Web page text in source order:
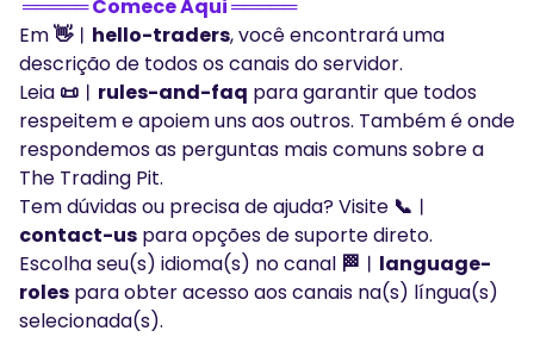
═════ Comece Aqui ═════
Em👋︱hello-traders, você encontrará uma
descrição de todos os canais do servidor.
Leia 📜︱rules-and-faq para garantir que todos
respeitem e apoiem uns aos outros. Também é onde
respondemos as perguntas mais comuns sobre a
The Trading Pit.
Tem dúvidas ou precisa de ajuda? Visite 📞︱
contact-us para opções de suporte direto.
Escolha seu(s) idioma(s) no canal 🏁︱language-
roles para obter acesso aos canais na(s) língua(s)
selecionada(s).